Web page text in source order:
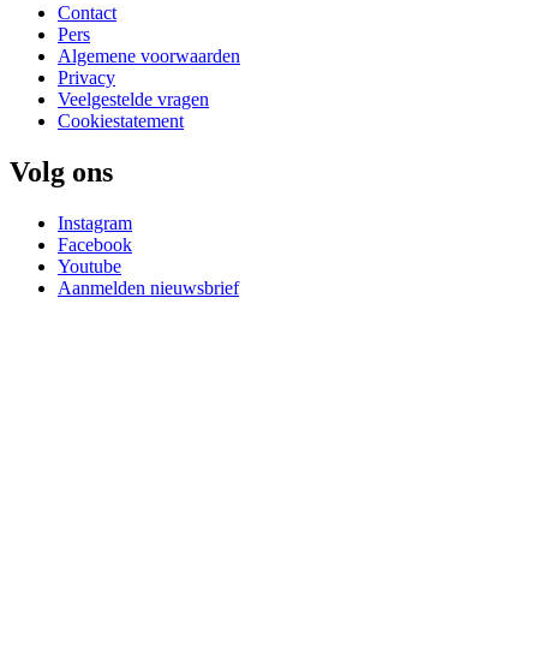
Contact
Pers
Algemene voorwaarden
Privacy
Veelgestelde vragen
Cookiestatement
Volg ons
Instagram
Facebook
Youtube
Aanmelden nieuwsbrief